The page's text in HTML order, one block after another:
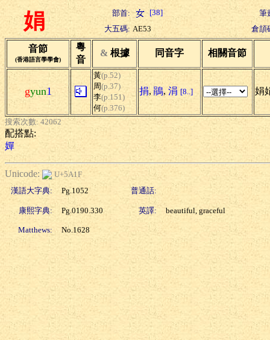
娟 部首: [38]
筆
大五碼: AE53 倉頡
音節
(香港語言學學會)
粵
音
& 根據 同音字 相關音節
gyun1
黃(p.52)
周(p.37)
李(p.151)
何(p.376)
捐, 鵑, 涓 [8..] 娟
搜索次數: 42062
配搭點:
嬋
Unicode:
U+5A1F
漢語大字典:
Pg.1052 普通話:
康熙字典: Pg.0190.330 英譯: beautiful, graceful
Matthews: No.1628